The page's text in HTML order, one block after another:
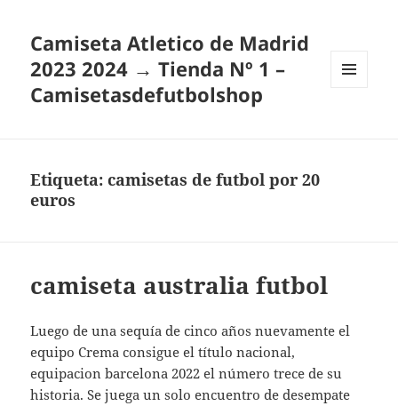
Camiseta Atletico de Madrid
2023 2024 → Tienda Nº 1 –
Camisetasdefutbolshop
Etiqueta:camisetas de futbol por 20
euros
camiseta australia futbol
Luego de una sequía de cinco años nuevamente el
equipo Crema consigue el título nacional,
equipacion barcelona 2022 el número trece de su
historia. Se juega un solo encuentro de desempate